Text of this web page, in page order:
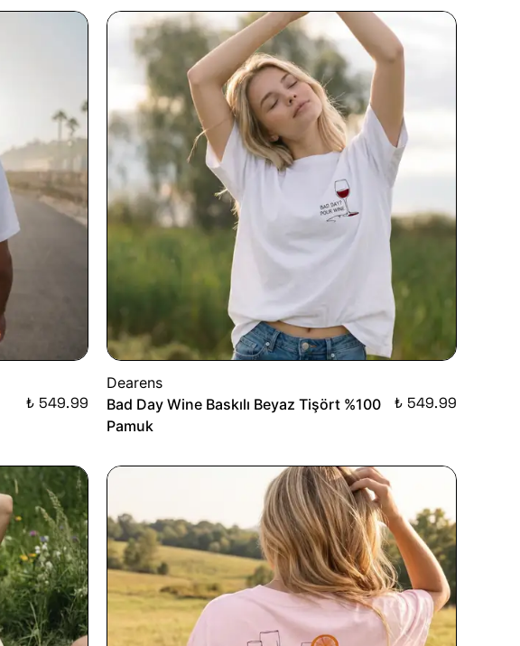
₺ 549.99
Dearens
Bad Day Wine Baskılı Beyaz Tişört %100
Pamuk
₺ 549.99